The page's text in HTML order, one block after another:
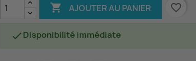
 AJOUTER AU PANIER favorite_border
Disponibilité immédiate